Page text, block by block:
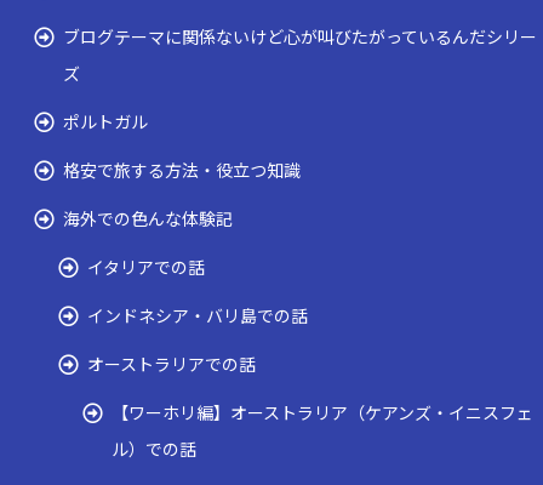
ブログテーマに関係ないけど心が叫びたがっているんだシリー
ズ
ポルトガル
格安で旅する方法・役立つ知識
海外での色んな体験記
イタリアでの話
インドネシア・バリ島での話
オーストラリアでの話
【ワーホリ編】オーストラリア（ケアンズ・イニスフェ
ル）での話